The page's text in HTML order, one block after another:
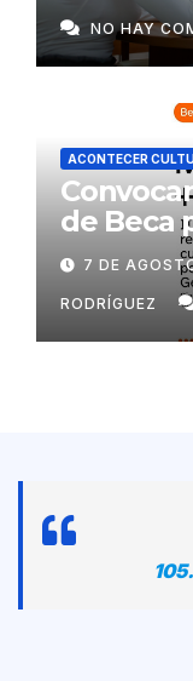
NO HAY
ACONTECER
de Beca
mayores
7 DE
RODRÍGUEZ